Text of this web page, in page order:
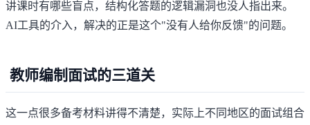
讲课时有哪些盲点，结构化答题的逻辑漏洞也没人指出来。
AI工具的介入，解决的正是这个"没有人给你反馈"的问题。
教师编制面试的三道关
这一点很多备考材料讲得不清楚，实际上不同地区的面试组合